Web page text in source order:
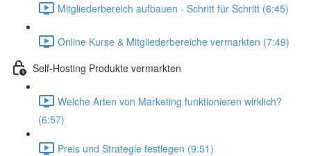
Mitgliederbereich aufbauen - Schritt für Schritt (6:45)
Online Kurse & Mitgliederbereiche vermarkten (7:49)
Self-Hosting Produkte vermarkten
Welche Arten von Marketing funktionieren wirklich?
(6:57)
Preis und Strategie festlegen (9:51)